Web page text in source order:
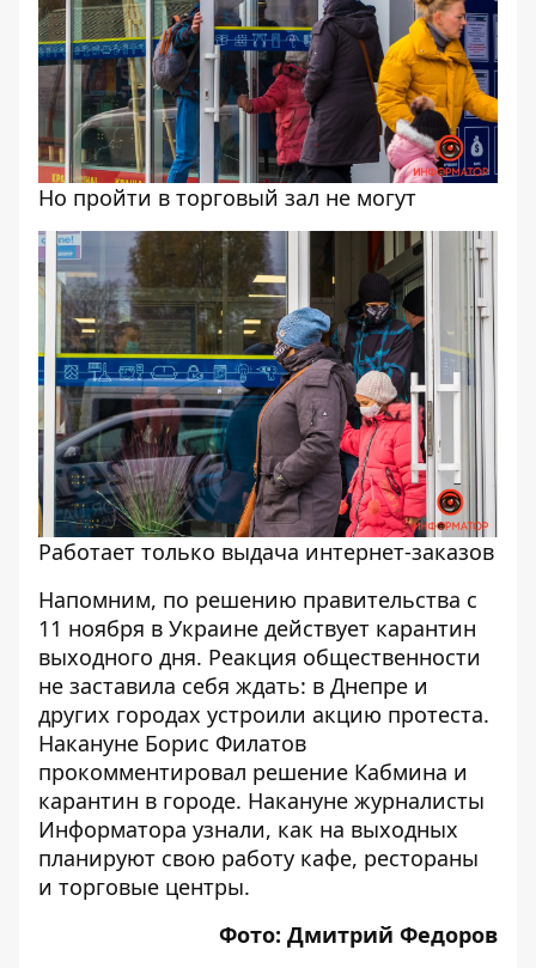
Но пройти в торговый зал не могут
Работает только выдача интернет-заказов
Напомним, по решению правительства с
11 ноября в Украине действует карантин
выходного дня. Реакция общественности
не заставила себя ждать: в Днепре и
других городах устроили акцию протеста.
Накануне Борис Филатов
прокомментировал решение Кабмина и
карантин в городе. Накануне журналисты
Информатора узнали, как на выходных
планируют свою работу кафе, рестораны
и торговые центры.
Фото: Дмитрий Федоров